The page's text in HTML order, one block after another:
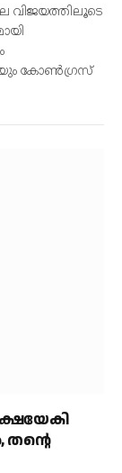
വിജയത്തിലൂടെ
കോണ്‍ഗ്രസ്
തന്റെ